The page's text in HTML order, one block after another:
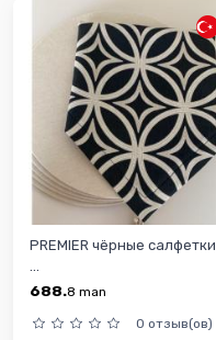
PREMIER чёрные салфетки
688.8 man
0 отзыв(ов)